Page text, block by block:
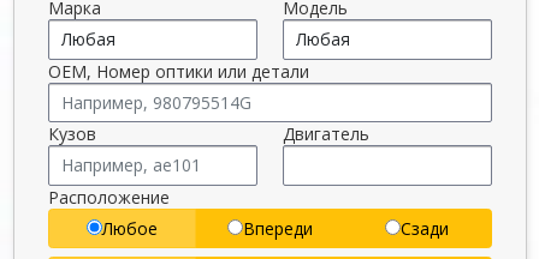
Марка Модель
OEM, Номер оптики или детали
Кузов Двигатель
Расположение
Любое
Впереди Сзади